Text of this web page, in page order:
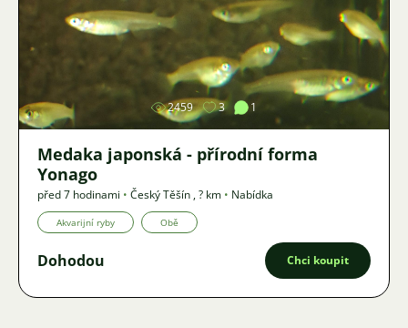
Obrázek
2459 3 1
Medaka japonská - přírodní forma
Yonago
před 7 hodinami • Český Těšín ,? km • Nabídka
Akvarijní ryby Obě
Dohodou Chci koupit